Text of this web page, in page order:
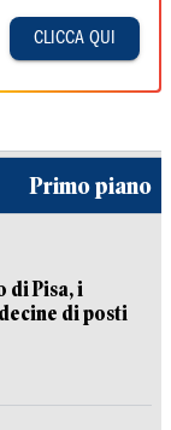
CLICCA QUI
Primo piano
di Pisa, i
di posti